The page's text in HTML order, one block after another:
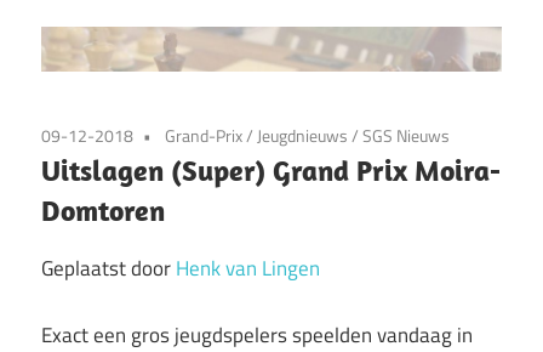
09-12-2018 Grand-Prix/Jeugdnieuws/SGS Nieuws
Uitslagen (Super) Grand Prix Moira-
Domtoren
Geplaatst doorHenk van Lingen
Exact een gros jeugdspelers speelden vandaag in